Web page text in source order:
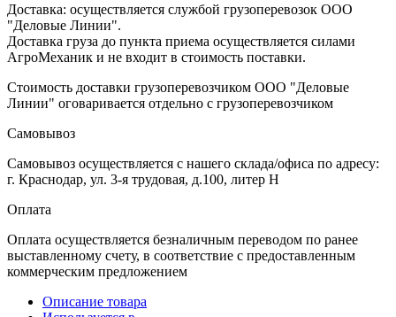
Доставка: осуществляется службой грузоперевозок ООО
"Деловые Линии".
Доставка груза до пункта приема осуществляется силами
АгроМеханик и не входит в стоимость поставки.
Стоимость доставки грузоперевозчиком ООО "Деловые
Линии" оговаривается отдельно с грузоперевозчиком
Самовывоз
Самовывоз осуществляется с нашего склада/офиса по адресу:
г. Краснодар, ул. 3-я трудовая, д.100, литер Н
Оплата
Оплата осуществляется безналичным переводом по ранее
выставленному счету, в соответствие с предоставленным
коммерческим предложением
Описание товара